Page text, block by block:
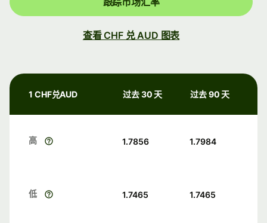
查看 CHF 兑 AUD 图表
1 CHF兑AUD 过去 30 天 过去 90 天
高 1.7856 1.7984
低 1.7465 1.7465